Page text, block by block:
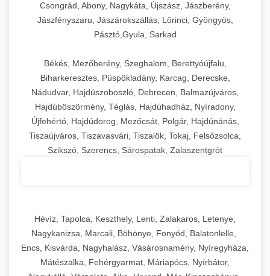
Csongrád, Abony, Nagykáta, Újszász, Jászberény,
Jászfényszaru, Jászárokszállás, Lőrinci, Gyöngyös,
Pásztó,Gyula, Sarkad
Békés, Mezőberény, Szeghalom, Berettyóújfalu,
Biharkeresztes, Püspökladány, Karcag, Derecske,
Nádudvar, Hajdúszoboszló, Debrecen, Balmazújváros,
Hajdúböszörmény, Téglás, Hajdúhadház, Nyíradony,
Újfehértó, Hajdúdorog, Mezőcsát, Polgár, Hajdúnánás,
Tiszaújváros, Tiszavasvári, Tiszalök, Tokaj, Felsőzsolca,
Szikszó, Szerencs, Sárospatak, Zalaszentgrót
Hévíz, Tapolca, Keszthely, Lenti, Zalakaros, Letenye,
Nagykanizsa, Marcali, Böhönye, Fonyód, Balatonlelle,
Encs, Kisvárda, Nagyhalász, Vásárosnamény, Nyíregyháza,
Mátészalka, Fehérgyarmat, Máriapócs, Nyírbátor,